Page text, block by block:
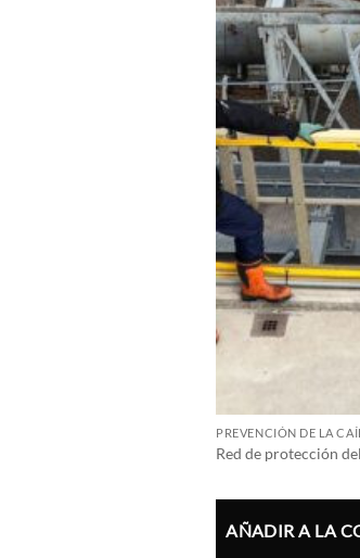
PREVENCIÓN DE LA
Red de protección
AÑADIR A LA